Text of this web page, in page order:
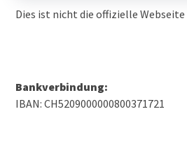
Dies ist nicht die offizielle Webseite
Bankverbindung:
IBAN: CH5209000000800371721